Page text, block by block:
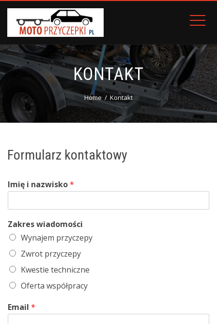
KONTAKT
Home Kontakt
Formularz kontaktowy
Imię i nazwisko*
Zakres wiadomości
Wynajem przyczepy
Zwrot przyczepy
Kwestie techniczne
Oferta współpracy
Email *